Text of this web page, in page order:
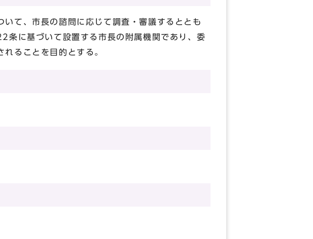
て、市長の諮問に応じて調査・審議するととも
条に基づいて設置する市長の附属機関であり、委
ることを目的とする。